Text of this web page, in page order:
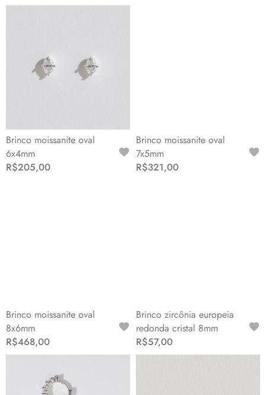
Brinco moissanite oval
6x4mm
R$205,00
Brinco moissanite oval
7x5mm
R$321,00
Brinco moissanite oval
8x6mm
R$468,00
Brinco zircônia europeia
redonda cristal 8mm
R$57,00